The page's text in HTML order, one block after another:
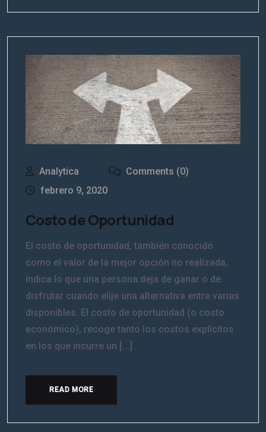
Analytica
Comments (0)
febrero 9, 2020
Costo de Oportunidad
El costo de oportunidad, también conocido
como el valor de la mejor opción no realizada,
indica lo que una persona deja de ganar o de
disfrutar cuando elije una alternativa entre varias
disponibles. El costo de oportunidad (o costo
económico), recoge tanto los costos explícitos
en los que incurre un [...]
READ MORE